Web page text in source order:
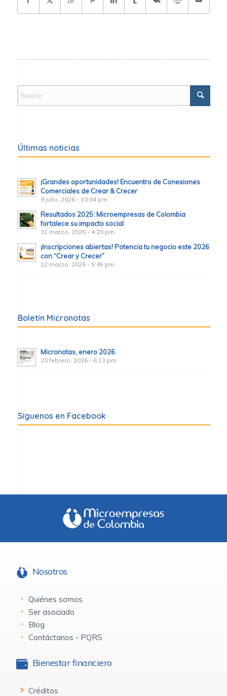
Últimas noticias
¡Grandes oportunidades! Encuentro de Conexiones
Comerciales de Crear & Crecer
9 julio, 2026 - 10:04 pm
Resultados 2025: Microempresas de Colombia
fortalece su impacto social
31 marzo, 2026 - 4:20 pm
¡Inscripciones abiertas! Potencia tu negocio este 2026
con “Crear y Crecer”
12 marzo, 2026 - 5:45 pm
Boletín Micronotas
Micronotas, enero 2026
20 febrero, 2026 - 6:13 pm
Síguenos en Facebook
Nosotros
Quiénes somos
Ser asociado
Blog
Contáctanos - PQRS
Bienestar financiero
Créditos